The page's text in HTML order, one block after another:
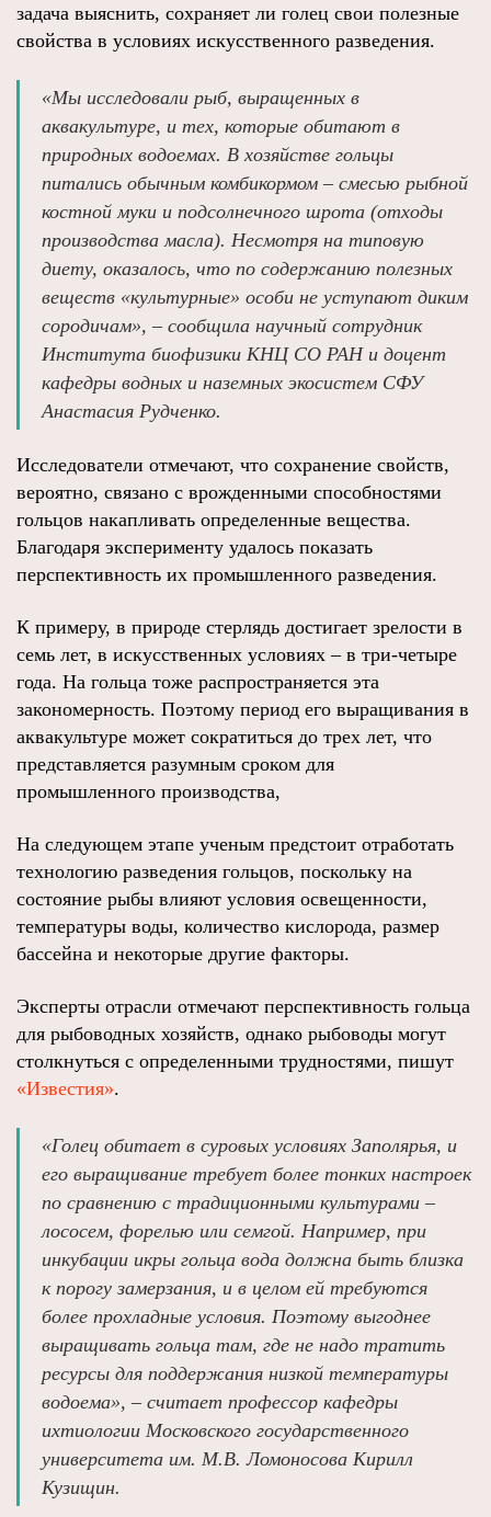
задача выяснить, сохраняет ли голец свои полезные
свойства в условиях искусственного разведения.
«Мы исследовали рыб, выращенных в
аквакультуре, и тех, которые обитают в
природных водоемах. В хозяйстве гольцы
питались обычным комбикормом – смесью рыбной
костной муки и подсолнечного шрота (отходы
производства масла). Несмотря на типовую
диету, оказалось, что по содержанию полезных
веществ «культурные» особи не уступают диким
сородичам», – сообщила научный сотрудник
Института биофизики КНЦ СО РАН и доцент
кафедры водных и наземных экосистем СФУ
Анастасия Рудченко.
Исследователи отмечают, что сохранение свойств,
вероятно, связано с врожденными способностями
гольцов накапливать определенные вещества.
Благодаря эксперименту удалось показать
перспективность их промышленного разведения.
К примеру, в природе стерлядь достигает зрелости в
семь лет, в искусственных условиях – в три-четыре
года. На гольца тоже распространяется эта
закономерность. Поэтому период его выращивания в
аквакультуре может сократиться до трех лет, что
представляется разумным сроком для
промышленного производства,
На следующем этапе ученым предстоит отработать
технологию разведения гольцов, поскольку на
состояние рыбы влияют условия освещенности,
температуры воды, количество кислорода, размер
бассейна и некоторые другие факторы.
Эксперты отрасли отмечают перспективность гольца
для рыбоводных хозяйств, однако рыбоводы могут
столкнуться с определенными трудностями, пишут
«Известия».
«Голец обитает в суровых условиях Заполярья, и
его выращивание требует более тонких настроек
по сравнению с традиционными культурами –
лососем, форелью или семгой. Например, при
инкубации икры гольца вода должна быть близка
к порогу замерзания, и в целом ей требуются
более прохладные условия. Поэтому выгоднее
выращивать гольца там, где не надо тратить
ресурсы для поддержания низкой температуры
водоема», – считает профессор кафедры
ихтиологии Московского государственного
университета им. М.В. Ломоносова Кирилл
Кузищин.